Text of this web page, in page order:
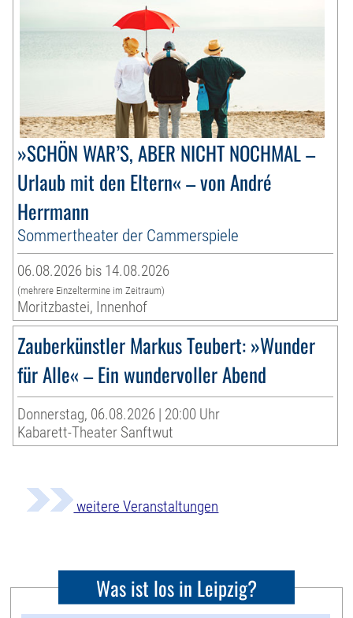
»SCHÖN WAR’S, ABER NICHT NOCHMAL –
Urlaub mit den Eltern« – von André
Herrmann
Sommertheater der Cammerspiele
06.08.2026 bis 14.08.2026
(mehrere Einzeltermine im Zeitraum)
Moritzbastei, Innenhof
Zauberkünstler Markus Teubert: »Wunder
für Alle« – Ein wundervoller Abend
Donnerstag, 06.08.2026 | 20:00 Uhr
Kabarett-Theater Sanftwut
weitere Veranstaltungen
Was ist los in Leipzig?